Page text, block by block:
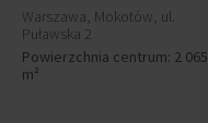
Warszawa, Mokotów, ul.
Puławska 2
Powierzchnia centrum: 2 065
m²